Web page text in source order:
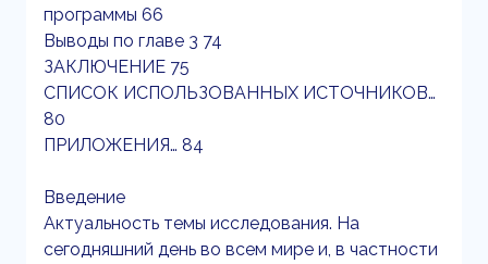
программы 66
Выводы по главе 3 74
ЗАКЛЮЧЕНИЕ 75
СПИСОК ИСПОЛЬЗОВАННЫХ ИСТОЧНИКОВ…
80
ПРИЛОЖЕНИЯ… 84
Введение
Актуальность темы исследования. На
сегодняшний день во всем мире и, в частности